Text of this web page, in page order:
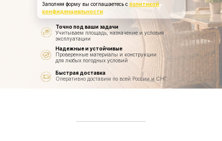
Заполняя форму вы соглашаетесь с политикой
конфиденциальности
Точно под ваши задачи
Учитываем площадь, назначение и условия
эксплуатации
Надежные и устойчивые
Проверенные материалы и конструкции
для любых погодных условий
Быстрая доставка
Оперативно доставим по всей России и СНГ